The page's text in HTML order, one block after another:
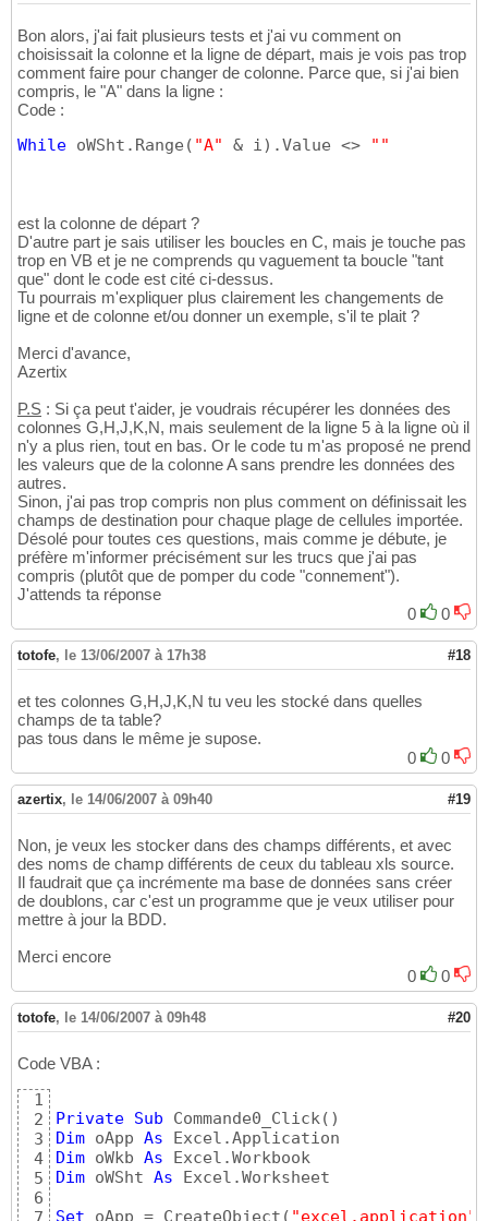
Bon alors, j'ai fait plusieurs tests et j'ai vu comment on
choisissait la colonne et la ligne de départ, mais je vois pas trop
comment faire pour changer de colonne. Parce que, si j'ai bien
compris, le "A" dans la ligne :
Code :
While oWSht.Range ( "A" & i) .Value <> ""
est la colonne de départ ?
D'autre part je sais utiliser les boucles en C, mais je touche pas
trop en VB et je ne comprends qu vaguement ta boucle "tant
que" dont le code est cité ci-dessus.
Tu pourrais m'expliquer plus clairement les changements de
ligne et de colonne et/ou donner un exemple, s'il te plait ?
Merci d'avance,
Azertix
P.S : Si ça peut t'aider, je voudrais récupérer les données des
colonnes G,H,J,K,N, mais seulement de la ligne 5 à la ligne où il
n'y a plus rien, tout en bas. Or le code tu m'as proposé ne prend
les valeurs que de la colonne A sans prendre les données des
autres.
Sinon, j'ai pas trop compris non plus comment on définissait les
champs de destination pour chaque plage de cellules importée.
Désolé pour toutes ces questions, mais comme je débute, je
préfère m'informer précisément sur les trucs que j'ai pas
compris (plutôt que de pomper du code "connement").
J'attends ta réponse
0
0
totofe, le 13/06/2007 à 17h38 #18
et tes colonnes G,H,J,K,N tu veu les stocké dans quelles
champs de ta table?
pas tous dans le même je supose.
0
0
azertix, le 14/06/2007 à 09h40 #19
Non, je veux les stocker dans des champs différents, et avec
des noms de champ différents de ceux du tableau xls source.
Il faudrait que ça incrémente ma base de données sans créer
de doublons, car c'est un programme que je veux utiliser pour
mettre à jour la BDD.
Merci encore
0
0
totofe, le 14/06/2007 à 09h48 #20
Code VBA :
1
2
3
4
5
6
Private Sub Commande0_Click( )
Dim oApp As
Dim oWkb As
Dim oWSht As Excel.Worksheet
Set oApp = CreateObject ( "excel.application"